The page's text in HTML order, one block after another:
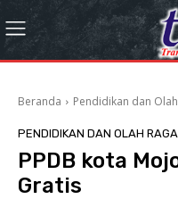
Beranda Pendidikan dan
PENDIDIKAN DAN OLAH RAGA
PPDB kota
Gratis